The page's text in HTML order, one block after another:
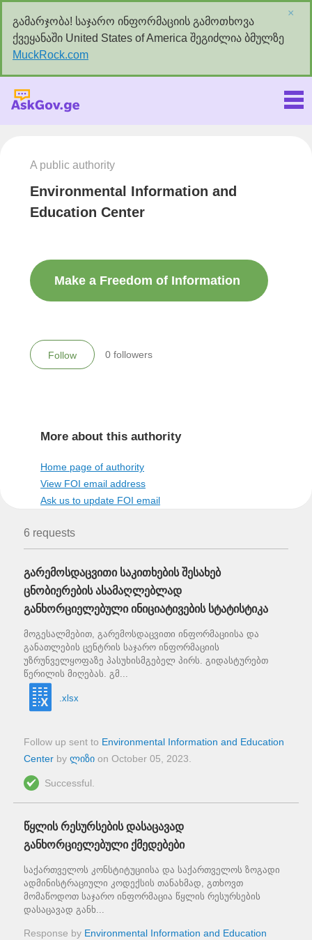
გამარჯობა! საჯარო ინფორმაციის გამოთხოვა
ქვეყანაში United States of America შეგიძლია ბმულზე
MuckRock.com
×
A public authority
Environmental Information and
Education Center
Make a Freedom of Information
Follow 0 followers
More about this authority
Home page of authority
View FOI email address
Ask us to update FOI email
6 requests
გარემოსდაცვითი საკითხების შესახებ
ცნობიერების ასამაღლებლად
განხორციელებული ინიციატივების სტატისტიკა
მოგესალმებით, გარემოსდაცვითი ინფორმაციისა და
განათლების ცენტრის საჯარო ინფორმაციის
უზრუნველყოფაზე პასუხისმგებელ პირს. გიდასტურებთ
წერილის მიღებას. გმ...
.xlsx
Follow up sent to Environmental Information and Education
Center by ლიზი on October 05, 2023
Successful.
წყლის რესურსების დასაცავად
განხორციელებული ქმედებები
საქართველოს კონსტიტუციისა და საქართველოს ზოგადი
ადმინისტრაციული კოდექსის თანახმად, გთხოვთ
მომაწოდოთ საჯარო ინფორმაცია წყლის რესურსების
დასაცავად განხ...
Response by Environmental Information and Education